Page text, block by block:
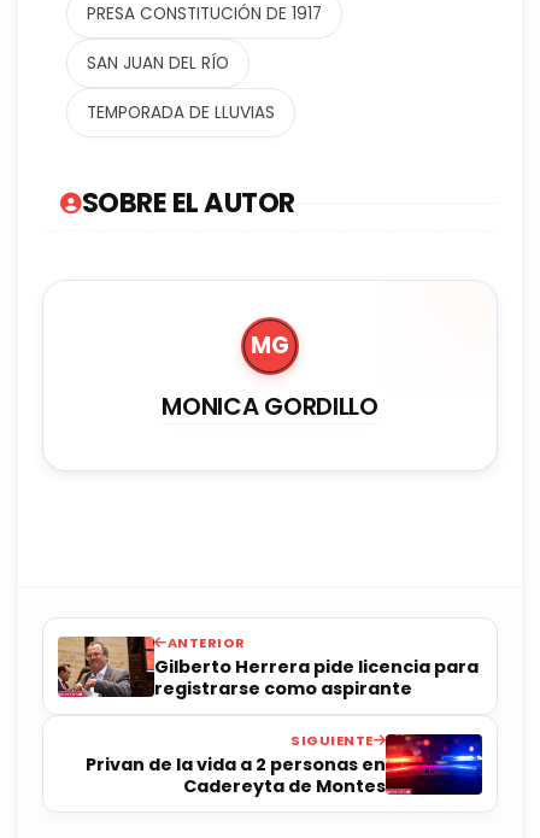
PRESA CONSTITUCIÓN DE 1917
SAN JUAN DEL RÍO
TEMPORADA DE LLUVIAS
SOBRE EL AUTOR
MG
MONICA GORDILLO
ANTERIOR
Gilberto Herrera pide licencia para
registrarse como aspirante
SIGUIENTE
Privan de la vida a 2 personas en
Cadereyta de Montes